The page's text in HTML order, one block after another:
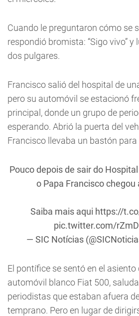
Cuando le preguntaron cómo se
respondió bromista: “Sigo vivo” y
dos pulgares.
Francisco salió del hospital de
pero su automóvil se estacionó
principal, donde un grupo de
esperando. Abrió la puerta del
Francisco llevaba un bastón para
Pouco depois de sair do
o Papa Francisco chegou
Saiba mais aqui https://
pic.twitter.com/
— SIC Notícias
El pontífice se sentó en el
automóvil blanco Fiat 500,
periodistas que estaban afuera
temprano. Pero en lugar de